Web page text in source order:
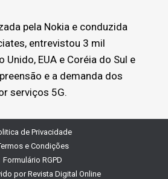
pela Nokia e conduzida
entrevistou 3 mil
Unido, EUA e Coréia do Sul e
e a demanda dos
serviços 5G.
de Privacidade
e Condições
Formulário RGPD
porRevista Digital Online